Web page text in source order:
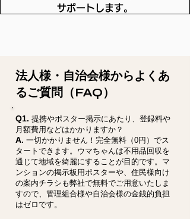
サポートします。
法人様・自治会様からよくあ
るご質問（FAQ）
Q1. 提携やポスター掲示にあたり、登録料や
月額費用などはかかりますか？
A. 一切かかりません！完全無料（0円）でス
タートできます。ウマちゃんは不用品回収を
通じて地域を綺麗にすることが目的です。マ
ンションの掲示板用ポスターや、住民様向け
の案内チラシも弊社で無料でご用意いたしま
すので、管理組合様や自治会様の金銭的負担
はゼロです。